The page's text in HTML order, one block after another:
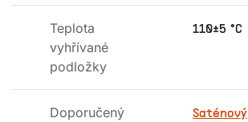
Teplota
vyhřívané
podložky
110±5 °C
Doporučený
Saténový